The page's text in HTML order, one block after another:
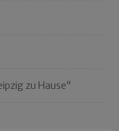
zu Hause“